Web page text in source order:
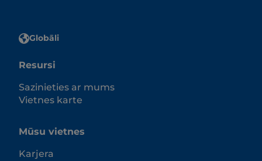
Globāli
Resursi
Sazinieties ar mums
Vietnes karte
Mūsu vietnes
Karjera